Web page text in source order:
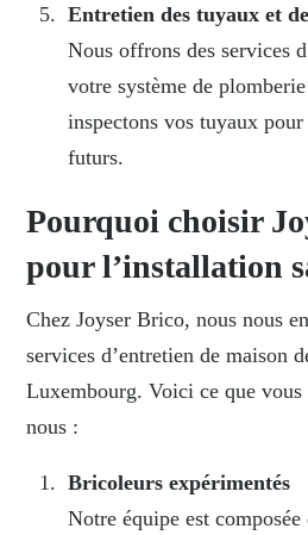
Entretien des tuyaux et
Nous offrons des services
votre système de
inspectons vos tuyaux
futurs.
Pourquoi choisir
pour l’installation
Chez Joyser Brico, nous nous
services d’entretien de maison
Luxembourg. Voici ce que vous
nous :
Bricoleurs expérimentés
Notre équipe est